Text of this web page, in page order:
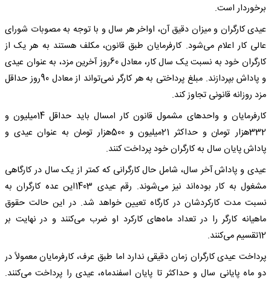
برخوردار است.
عیدی کارگران و میزان دقیق آن، اواخر هر سال و با توجه به مصوبات شورای
عالی کار اعلام می‌شود. کارفرمایان طبق قانون، مکلف هستند به هر یک از
کارگران خود به نسبت یک سال کار، معادل 60روز آخرین مزد، به عنوان عیدی
و پاداش بپردازند. مبلغ پرداختی به هر کارگر نمی‌تواند از معادل 90روز حداقل
مزد روزانه قانونی تجاوز کند.
کارفرمایان و واحدهای مشمول قانون کار امسال باید حداقل 14میلیون و
332هزار تومان و حداکثر 21میلیون و 500هزار تومان به عنوان عیدی و
پاداش پایان سال به کارگران خود پرداخت کنند.
عیدی و پاداش آخر سال، شامل حال کارگرانی که کمتر از یک سال در کارگاهی
مشغول به کار بوده‌اند نیز می‌شوند. رقم عیدی 1403این عده کارگران به
نسبت مدت کارکردشان در کارگاه تعیین خواهد شد. در این حالت حقوق
ماهیانه کارگر را در تعداد ماه‌های کارکرد او ضرب می‌کنند و در نهایت بر
12تقسیم می‌کنند.
پرداخت عیدی کارگران زمان دقیقی ندارد اما طبق عرف، کارفرمایان معمولاً در
دو ماه پایانی سال و حداکثر تا پایان اسفندماه، عیدی را پرداخت می‌کنند.